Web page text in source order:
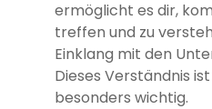
ermöglicht es dir,
treffen und zu
Einklang mit den
Dieses Verständnis
besonders wichtig.